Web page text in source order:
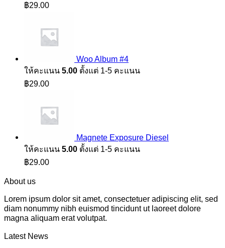
฿29.00
Woo Album #4
ให้คะแนน 5.00 ตั้งแต่ 1-5 คะแนน
฿29.00
Magnete Exposure Diesel
ให้คะแนน 5.00 ตั้งแต่ 1-5 คะแนน
฿29.00
About us
Lorem ipsum dolor sit amet, consectetuer adipiscing elit, sed
diam nonummy nibh euismod tincidunt ut laoreet dolore
magna aliquam erat volutpat.
Latest News